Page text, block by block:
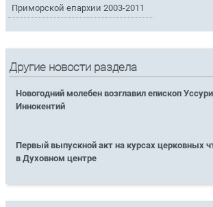
Приморской епархии 2003-2011
Другие новости раздела
Новогодний молебен возглавил епископ
Иннокентий
Первый выпускной акт на курсах церковных
в Духовном центре